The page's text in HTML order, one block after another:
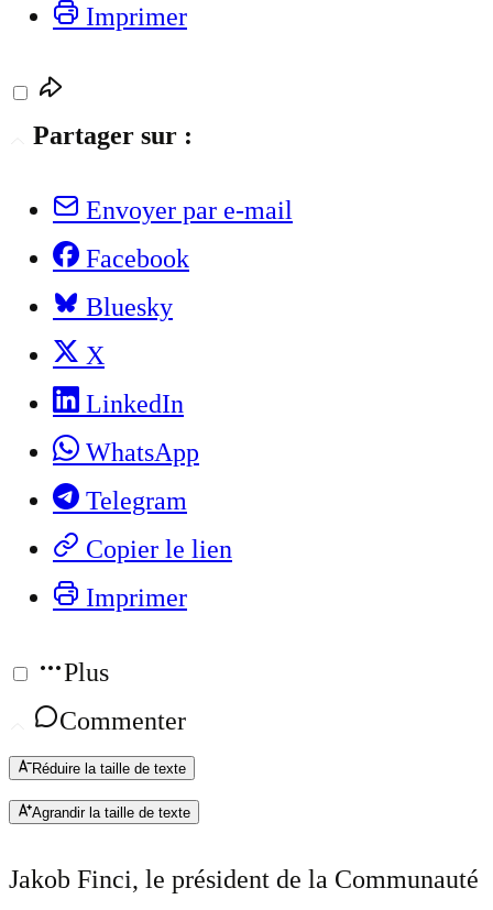
Imprimer
Partager sur :
Envoyer par e-mail
Facebook
Bluesky
X
LinkedIn
WhatsApp
Telegram
Copier le lien
Imprimer
Plus
Commenter
Réduire la taille de texte
Agrandir la taille de texte
Jakob Finci, le président de la Communauté